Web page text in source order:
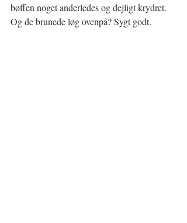
bøffen noget anderledes og dejligt krydret.
Og de brunede løg ovenpå? Sygt godt.